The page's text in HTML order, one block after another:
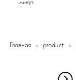
минут.
Главная product